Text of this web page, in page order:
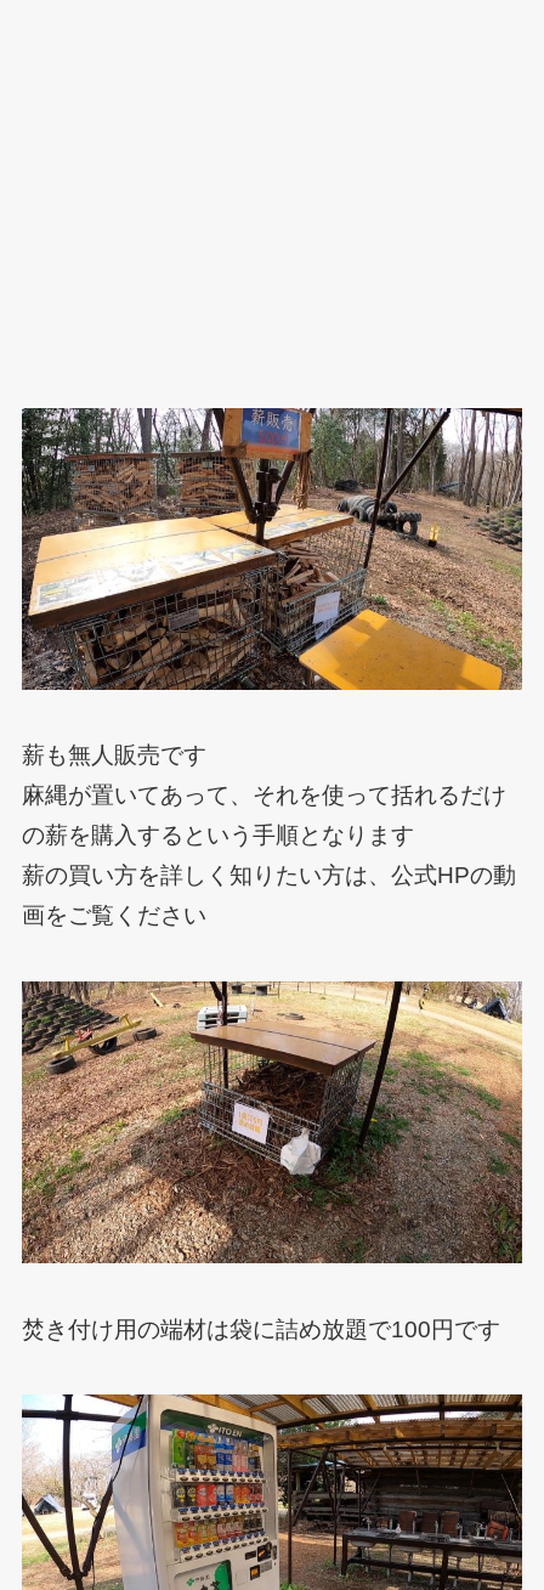
薪も無人販売です
麻縄が置いてあって、それを使って括れるだけ
の薪を購入するという手順となります
薪の買い方を詳しく知りたい方は、公式HPの動
画をご覧ください
焚き付け用の端材は袋に詰め放題で100円です